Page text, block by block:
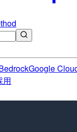
Google
用